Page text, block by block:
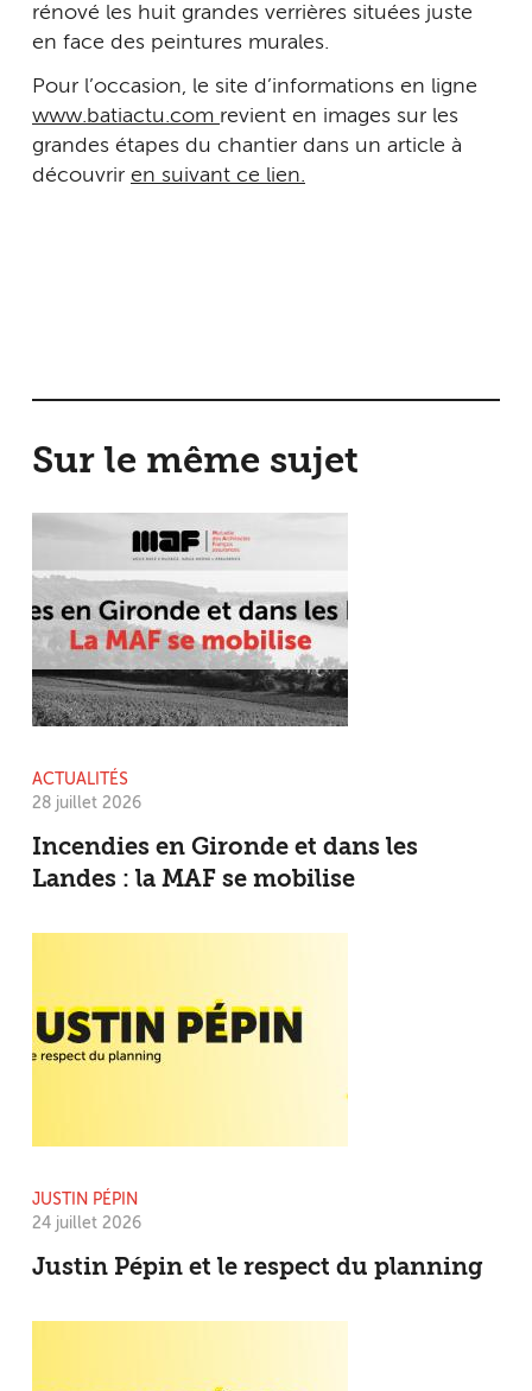
rénové les huit grandes verrières situées juste
en face des peintures murales.
Pour l’occasion, le site d’informations en ligne
www.batiactu.com revient en images sur les
grandes étapes du chantier dans un article à
découvrir en suivant ce lien.
Sur le même sujet
ACTUALITÉS
28 juillet 2026
Incendies en Gironde et dans les
Landes : la MAF se mobilise
JUSTIN PÉPIN
24 juillet 2026
Justin Pépin et le respect du planning